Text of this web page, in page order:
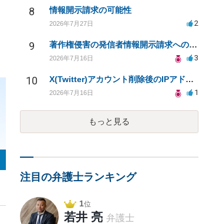
8 情報開示請求の可能性
2026年7月27日 2
9 著作権侵害の発信者情報開示請求への対応策について相談
2026年7月16日 3
10 X(Twitter)アカウント削除後のIPアドレス開示請求の期限は？
2026年7月16日 1
もっと見る
注目の弁護士ランキング
1位
若井 亮 弁護士